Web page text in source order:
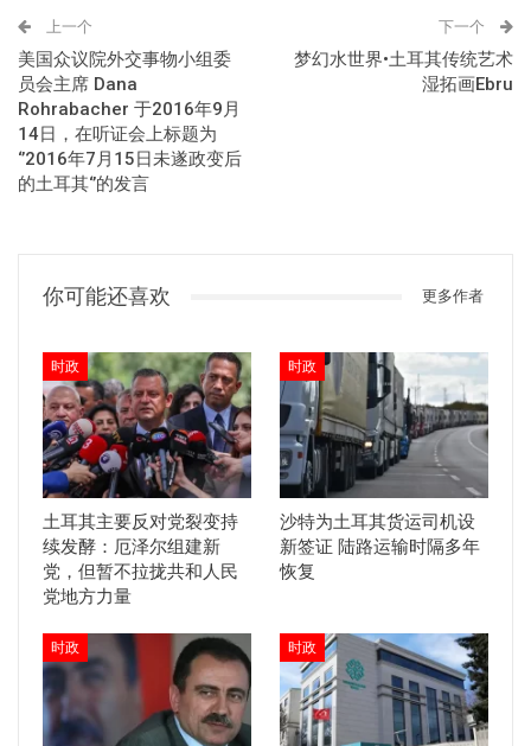
上一个
美国众议院外交事物小组委
员会主席 Dana
Rohrabacher 于2016年9月
14日，在听证会上标题为
‘’2016年7月15日未遂政变后
的土耳其‘’的发言
下一个
梦幻水世界•土耳其传统艺术
湿拓画Ebru
你可能还喜欢 更多作者
时政
土耳其主要反对党裂变持
续发酵：厄泽尔组建新
党，但暂不拉拢共和人民
党地方力量
时政
沙特为土耳其货运司机设
新签证 陆路运输时隔多年
恢复
时政 时政